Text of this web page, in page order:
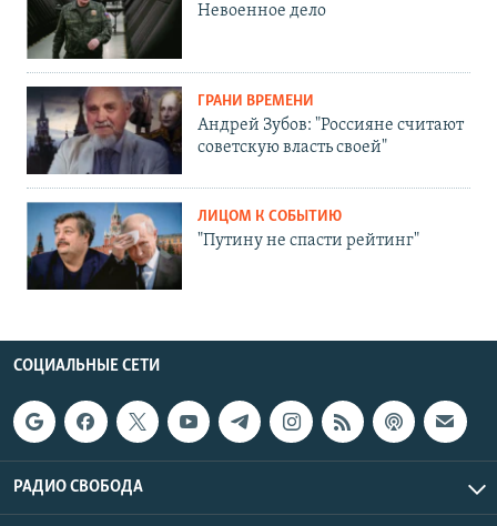
Невоенное дело
ГРАНИ ВРЕМЕНИ
Андрей Зубов: "Россияне считают
советскую власть своей"
ЛИЦОМ К СОБЫТИЮ
"Путину не спасти рейтинг"
СОЦИАЛЬНЫЕ СЕТИ
РАДИО СВОБОДА